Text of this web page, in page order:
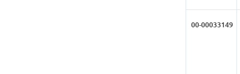
00-00033149